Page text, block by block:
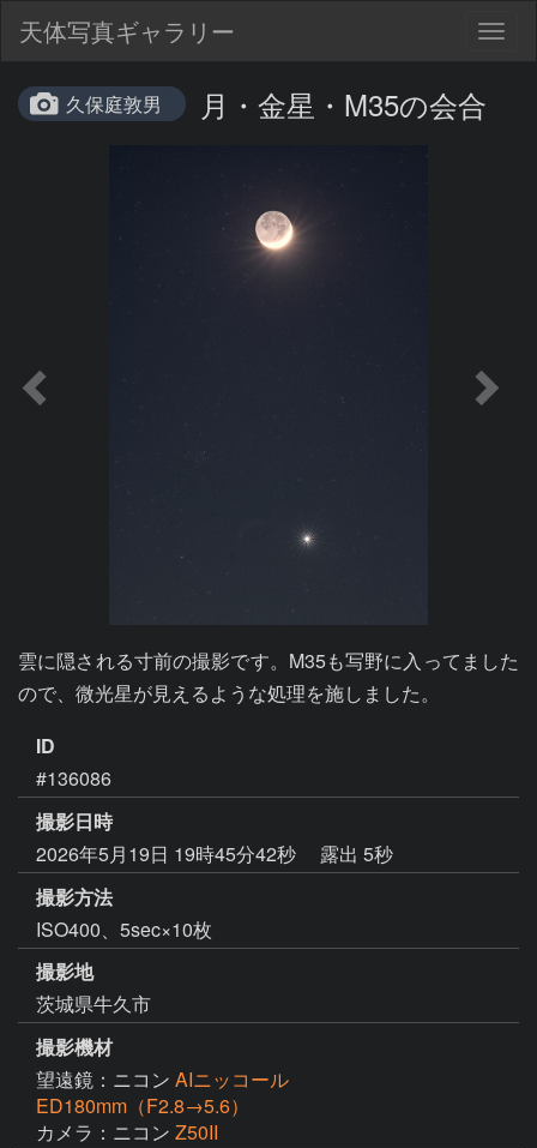
天体写真ギャラリー
久保庭敦男 月・金星・M35の会合
雲に隠される寸前の撮影です。M35も写野に入ってました
ので、微光星が見えるような処理を施しました。
ID
#136086
撮影日時
2026年5月19日 19時45分42秒
露出 5秒
撮影方法
ISO400、5sec×10枚
撮影地
茨城県牛久市
撮影機材
望遠鏡：ニコン AIニッコール
ED180mm（F2.8→5.6）
カメラ：ニコン Z50II